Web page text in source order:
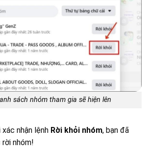
sách nhóm tham gia sẽ hiện lên
nhận lệnh Rời khỏi nhóm, bạn đã
nhóm!